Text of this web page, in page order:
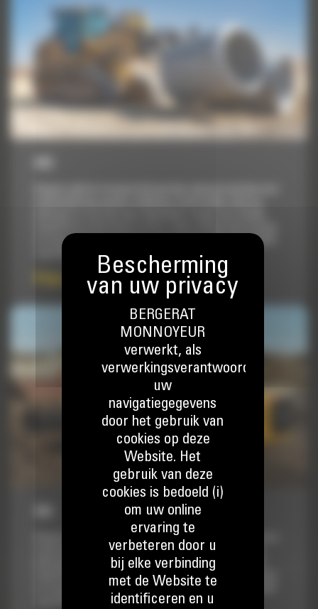
en langer door kunt werken op een zachte ondergrond. Cat®
rupsladers bieden het allemaal, naast...
Prijs op aanvraag
Bespaar geld en transporttijd met één robuuste machine voor
landontginning, graven, nivelleren, trucks laden, werk op
hellingen en nog veel meer. Rupsladers zorgen voor minder
bodemdruk en een betere tractie, zodat u eerder kunt starten
rupsladers bieden het allemaal, naast...
BERGERAT
MONNOYEUR
verwerkt, als
verwerkingsverantwoordelijke,
uw
navigatiegegevens
door het gebruik van
cookies op deze
Website. Het
gebruik van deze
cookies is bedoeld (i)
om uw online
ervaring te
verbeteren door u
bij elke verbinding
met de Website te
identificeren en u